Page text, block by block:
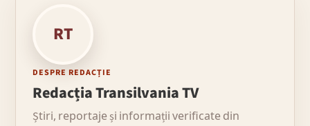
RT
DESPRE REDACȚIE
Redacția Transilvania TV
Știri, reportaje și informații verificate din